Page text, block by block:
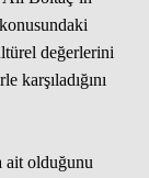
değerlerini
karşıladığını
ait olduğunu